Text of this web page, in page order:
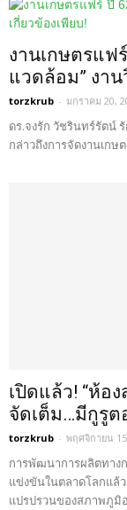
งานเกษตรแฟ
แวดล้อม” งาน
torzkrub - มกราคม 20,
ดร.จงรัก วัชรินทร์รัตน์
กล่าวถึงการจัดงานเกษ
เปิดแล้ว! “ห้อ
จัดเต็ม…มีกูรู
torzkrub - พฤศจิกายน
การพัฒนาการผลิตทาง
แข่งขันในตลาดโลกแล้
แปรปรวนของสภาพภูมิ